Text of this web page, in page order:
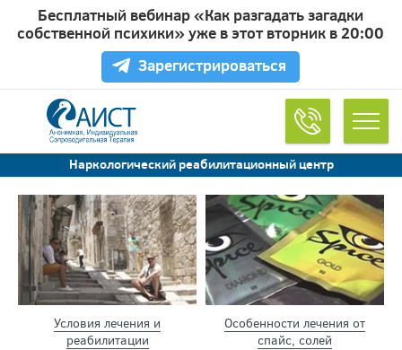
Бесплатный вебинар «Как разгадать загадки
собственной психики» уже в этот вторник в 20:00
Зарегистрироваться
Наркологический реабилитационный центр
Условия лечения и
реабилитации
Особенности лечения от
спайс, солей
Обратный звонок
Удобное время для звонка